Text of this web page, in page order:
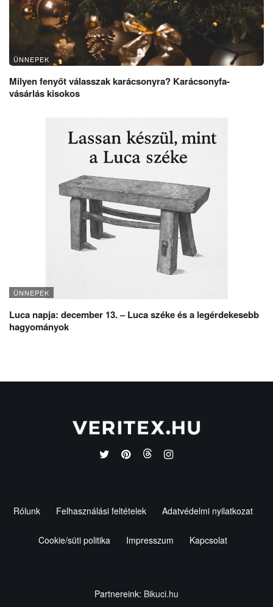
ÜNNEPEK
Milyen fenyőt válasszak karácsonyra? Karácsonyfa-
vásárlás kisokos
ÜNNEPEK
Luca napja: december 13. – Luca széke és a legérdekesebb
hagyományok
Rólunk Felhasználási feltételek Adatvédelmi nyilatkozat
Cookie/süti politika Impresszum Kapcsolat
Partnereink: Bikuci.hu